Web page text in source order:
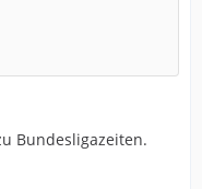
Bundesligazeiten.